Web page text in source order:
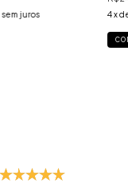
sem juros 4 x